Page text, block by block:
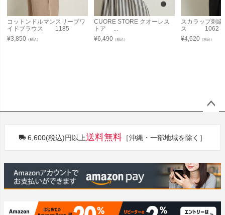
コットンドルマンスリーブワ
イドブラウス 1185
¥3,850 （税込）
CUORE STORE クオーレス
トア ...
¥6,490 （税込）
スカラップ刺
ス 1062
¥4,620 （税込）
へ
6,600(税込)円以上送料無料 ［沖縄・一部地域を除く］